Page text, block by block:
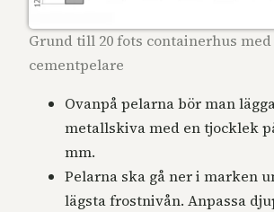
Grund till 20 fots containerhus med
cementpelare
Ovanpå pelarna bör man
metallskiva med en tjocklek
mm.
Pelarna ska gå ner i marken
lägsta frostnivån. Anpassa